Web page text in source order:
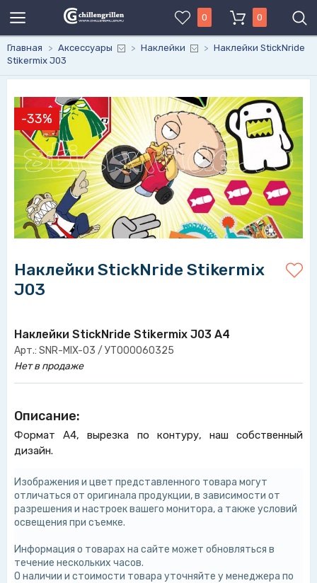
0 0
Главная > Аксессуары > Наклейки > Наклейки StickNride
Stikermix J03
-33%
Наклейки StickNride Stikermix
J03
Наклейки StickNride Stikermix J03 A4
Арт.: SNR-MIX-03 / УТ000060325
Нет в продаже
Описание:
Формат А4, вырезка по контуру, наш собственный
дизайн.
Изображения и цвет представленного товара могут
отличаться от оригинала продукции, в зависимости от
разрешения и настроек вашего монитора, а также условий
освещения при съемке.
Информация о товарах на сайте может обновляться в
течение нескольких часов.
О наличии и стоимости товара уточняйте у менеджера по